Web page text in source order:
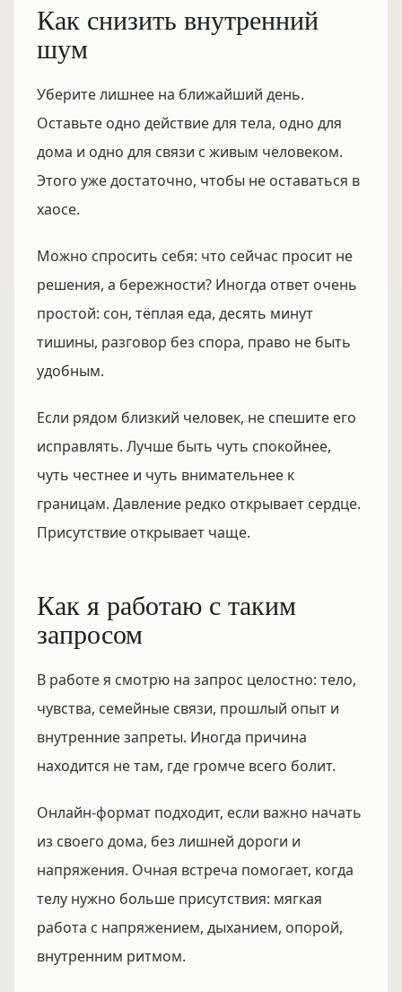
Как снизить внутренний
шум
Уберите лишнее на ближайший день.
Оставьте одно действие для тела, одно для
дома и одно для связи с живым человеком.
Этого уже достаточно, чтобы не оставаться в
хаосе.
Можно спросить себя: что сейчас просит не
решения, а бережности? Иногда ответ очень
простой: сон, тёплая еда, десять минут
тишины, разговор без спора, право не быть
удобным.
Если рядом близкий человек, не спешите его
исправлять. Лучше быть чуть спокойнее,
чуть честнее и чуть внимательнее к
границам. Давление редко открывает сердце.
Присутствие открывает чаще.
Как я работаю с таким
запросом
В работе я смотрю на запрос целостно: тело,
чувства, семейные связи, прошлый опыт и
внутренние запреты. Иногда причина
находится не там, где громче всего болит.
Онлайн-формат подходит, если важно начать
из своего дома, без лишней дороги и
напряжения. Очная встреча помогает, когда
телу нужно больше присутствия: мягкая
работа с напряжением, дыханием, опорой,
внутренним ритмом.